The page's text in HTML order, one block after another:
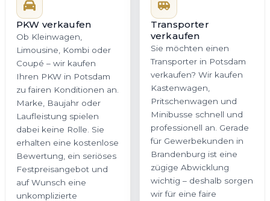
PKW verkaufen
Ob Kleinwagen,
Limousine, Kombi oder
Coupé – wir kaufen
Ihren PKW in Potsdam
zu fairen Konditionen an.
Marke, Baujahr oder
Laufleistung spielen
dabei keine Rolle. Sie
erhalten eine kostenlose
Bewertung, ein seriöses
Festpreisangebot und
auf Wunsch eine
unkomplizierte
Transporter
verkaufen
Sie möchten einen
Transporter in Potsdam
verkaufen? Wir kaufen
Kastenwagen,
Pritschenwagen und
Minibusse schnell und
professionell an. Gerade
für Gewerbekunden in
Brandenburg ist eine
zügige Abwicklung
wichtig – deshalb sorgen
wir für eine faire